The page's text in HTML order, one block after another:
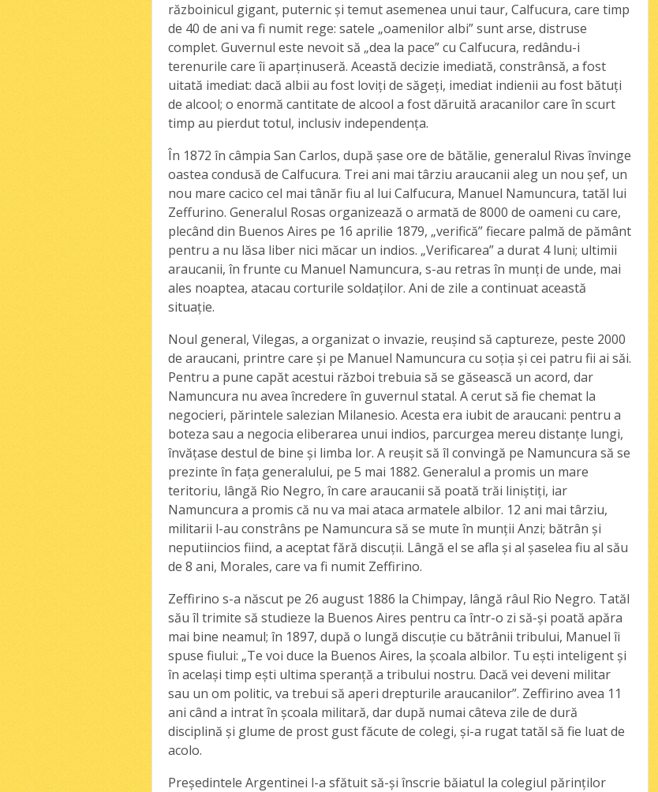
războinicul gigant, puternic şi temut asemenea unui taur, Calfucura, care timp
de 40 de ani va fi numit rege: satele „oamenilor albi” sunt arse, distruse
complet. Guvernul este nevoit să „dea la pace” cu Calfucura, redându-i
terenurile care îi aparţinuseră. Această decizie imediată, constrânsă, a fost
uitată imediat: dacă albii au fost loviţi de săgeţi, imediat indienii au fost bătuţi
de alcool; o enormă cantitate de alcool a fost dăruită aracanilor care în scurt
timp au pierdut totul, inclusiv independenţa.
În 1872 în câmpia San Carlos, după şase ore de bătălie, generalul Rivas învinge
oastea condusă de Calfucura. Trei ani mai târziu araucanii aleg un nou şef, un
nou mare cacico cel mai tânăr fiu al lui Calfucura, Manuel Namuncura, tatăl lui
Zeffurino. Generalul Rosas organizează o armată de 8000 de oameni cu care,
plecând din Buenos Aires pe 16 aprilie 1879, „verifică” fiecare palmă de pământ
pentru a nu lăsa liber nici măcar un indios. „Verificarea” a durat 4 luni; ultimii
araucanii, în frunte cu Manuel Namuncura, s-au retras în munţi de unde, mai
ales noaptea, atacau corturile soldaţilor. Ani de zile a continuat această
situaţie.
Noul general, Vilegas, a organizat o invazie, reuşind să captureze, peste 2000
de araucani, printre care şi pe Manuel Namuncura cu soţia şi cei patru fii ai săi.
Pentru a pune capăt acestui război trebuia să se găsească un acord, dar
Namuncura nu avea încredere în guvernul statal. A cerut să fie chemat la
negocieri, părintele salezian Milanesio. Acesta era iubit de araucani: pentru a
boteza sau a negocia eliberarea unui indios, parcurgea mereu distanţe lungi,
învăţase destul de bine şi limba lor. A reuşit să îl convingă pe Namuncura să se
prezinte în faţa generalului, pe 5 mai 1882. Generalul a promis un mare
teritoriu, lângă Rio Negro, în care araucanii să poată trăi liniştiţi, iar
Namuncura a promis că nu va mai ataca armatele albilor. 12 ani mai târziu,
militarii l-au constrâns pe Namuncura să se mute în munţii Anzi; bătrân şi
neputiincios fiind, a aceptat fără discuţii. Lângă el se afla şi al şaselea fiu al său
de 8 ani, Morales, care va fi numit Zeffirino.
Zeffirino s-a născut pe 26 august 1886 la Chimpay, lângă râul Rio Negro. Tatăl
său îl trimite să studieze la Buenos Aires pentru ca într-o zi să-şi poată apăra
mai bine neamul; în 1897, după o lungă discuţie cu bătrânii tribului, Manuel îi
spuse fiului: „Te voi duce la Buenos Aires, la şcoala albilor. Tu eşti inteligent şi
în acelaşi timp eşti ultima speranţă a tribului nostru. Dacă vei deveni militar
sau un om politic, va trebui să aperi drepturile araucanilor”. Zeffirino avea 11
ani când a intrat în şcoala militară, dar după numai câteva zile de dură
disciplină şi glume de prost gust făcute de colegi, şi-a rugat tatăl să fie luat de
acolo.
Preşedintele Argentinei l-a sfătuit să-şi înscrie băiatul la colegiul părinţilor